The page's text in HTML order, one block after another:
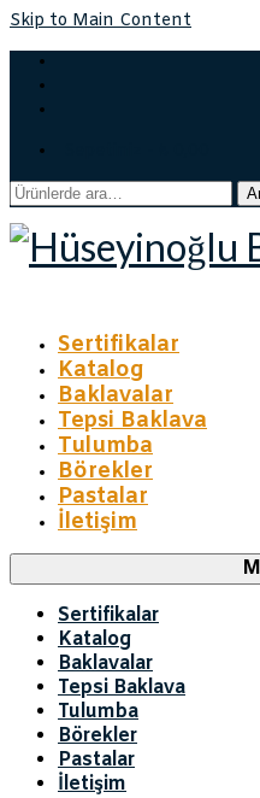
Skip to Main Content
Ara:
Sertifikalar
Katalog
Baklavalar
Tepsi Baklava
Tulumba
Börekler
Pastalar
İletişim
Sertifikalar
Katalog
Baklavalar
Tepsi Baklava
Tulumba
Börekler
Pastalar
İletişim